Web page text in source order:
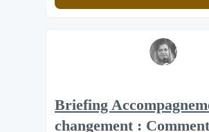
Briefing
changement : Comment